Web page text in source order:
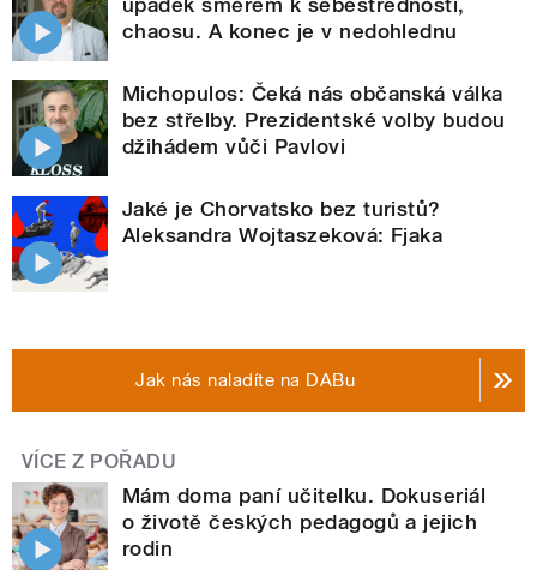
chaosu. A konec je v nedohlednu
Michopulos: Čeká nás občanská válka
bez střelby. Prezidentské volby budou
džihádem vůči Pavlovi
Jaké je Chorvatsko bez turistů?
Aleksandra Wojtaszeková: Fjaka
Jak nás naladíte na DABu
VÍCE Z POŘADU
Mám doma paní učitelku. Dokuseriál
o životě českých pedagogů a jejich
rodin